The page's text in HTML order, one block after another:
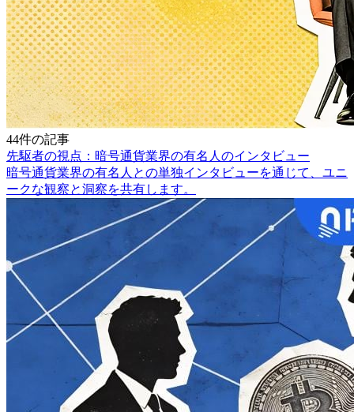
44件の記事
先駆者の視点：暗号通貨業界の有名人のインタビュー
暗号通貨業界の有名人との単独インタビューを通じて、ユニ
ークな観察と洞察を共有します。